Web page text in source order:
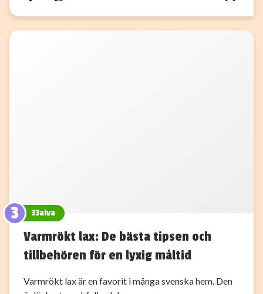
3 33alva
Varmrökt lax: De bästa tipsen och
tillbehören för en lyxig måltid
Varmrökt lax är en favorit i många svenska hem. Den